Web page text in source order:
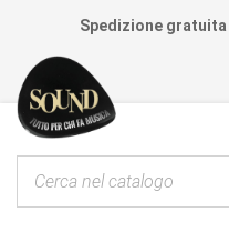
Spedizione gratuita